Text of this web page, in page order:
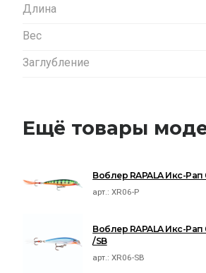
Длина
Вес
Заглубление
Ещё товары
Воблер RAPALA Икс-Рап
арт.:XR06-P
Воблер RAPALA Икс-Рап
/SB
арт.:XR06-SB